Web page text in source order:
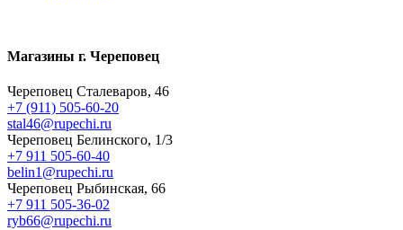
Магазины г. Череповец
Череповец Сталеваров, 46
+7 (911) 505-60-20
stal46@rupechi.ru
Череповец Белинского, 1/3
+7 911 505-60-40
belin1@rupechi.ru
Череповец Рыбинская, 66
+7 911 505-36-02
ryb66@rupechi.ru